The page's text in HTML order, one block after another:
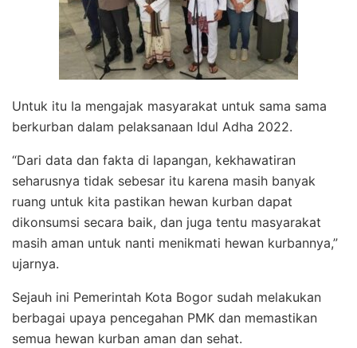
Untuk itu Ia mengajak masyarakat untuk sama sama
berkurban dalam pelaksanaan Idul Adha 2022.
“Dari data dan fakta di lapangan, kekhawatiran
seharusnya tidak sebesar itu karena masih banyak
ruang untuk kita pastikan hewan kurban dapat
dikonsumsi secara baik, dan juga tentu masyarakat
masih aman untuk nanti menikmati hewan kurbannya,”
ujarnya.
Sejauh ini Pemerintah Kota Bogor sudah melakukan
berbagai upaya pencegahan PMK dan memastikan
semua hewan kurban aman dan sehat.